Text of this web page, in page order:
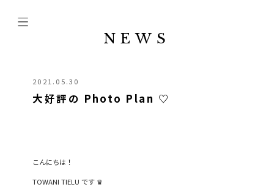
NEWS
2021.05.30
大好評の Photo Plan ♡
こんにちは！
TOWANI TIELU です ♛︎